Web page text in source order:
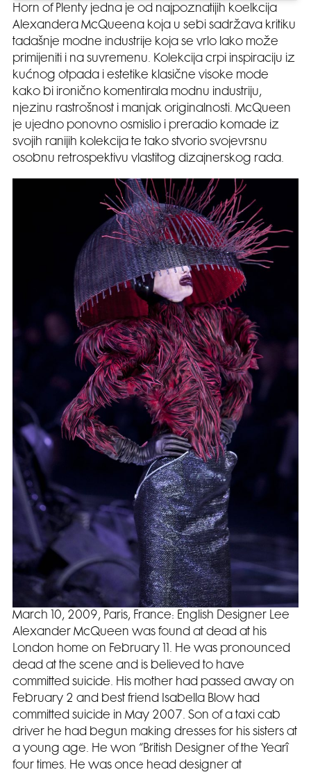
Horn of Plenty jedna je od najpoznatijih koelkcija
Alexandera McQueena koja u sebi sadržava kritiku
tadašnje modne industrije koja se vrlo lako može
primijeniti i na suvremenu. Kolekcija crpi inspiraciju iz
kućnog otpada i estetike klasične visoke mode
kako bi ironično komentirala modnu industriju,
njezinu rastrošnost i manjak originalnosti. McQueen
je ujedno ponovno osmislio i preradio komade iz
svojih ranijih kolekcija te tako stvorio svojevrsnu
osobnu retrospektivu vlastitog dizajnerskog rada.
March 10, 2009, Paris, France: English Designer Lee
Alexander McQueen was found at dead at his
London home on February 11. He was pronounced
dead at the scene and is believed to have
committed suicide. His mother had passed away on
February 2 and best friend Isabella Blow had
committed suicide in May 2007. Son of a taxi cab
driver he had begun making dresses for his sisters at
a young age. He won “British Designer of the Yearî
four times. He was once head designer at